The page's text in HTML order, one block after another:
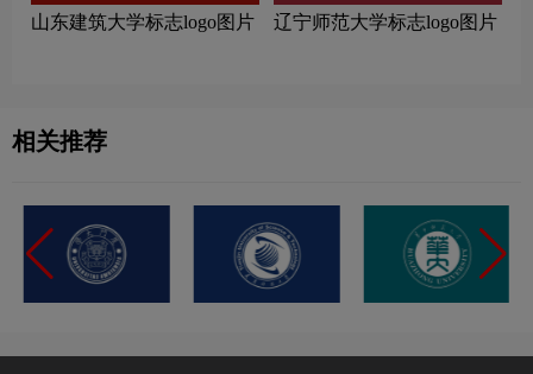
山东建筑大学标志logo图片 辽宁师范大学标志logo图片
相关推荐